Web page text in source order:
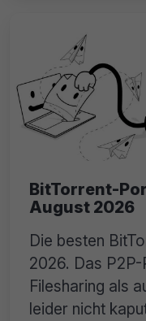
BitTorrent-
August 2026
Die besten
2026. Das
Filesharing als
leider nicht